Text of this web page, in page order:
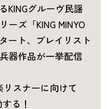
KINGグルーヴ民謡
ズ「KING MINYO
ート、プレイリスト
器作品が一挙配信
スナーに向けて
る！